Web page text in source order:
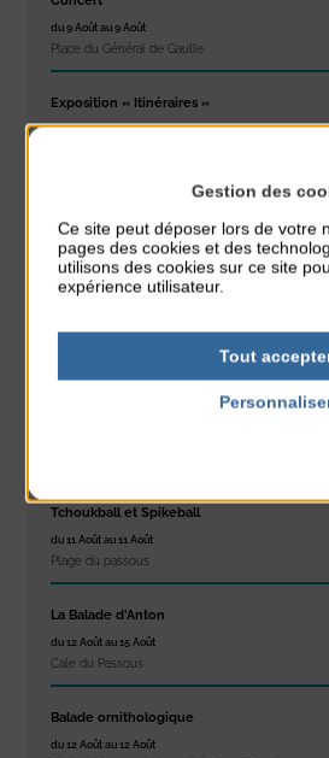
du 9 Août au 9 Août
Place du Général de Gaulle
Exposition « Itinéraires »
du 10 Août au 16 Août
du 10 Août au 14 Août
Plage du passous
du 10 Août au 14 Août
Tchoukball et Spikeball
du 11 Août au 11 Août
Plage du passous
La Balade d’Anton
du 12 Août au 15 Août
Cale du Passous
Balade ornithologique
du 12 Août au 12 Août
Gestion des
Ce site peut déposer lors de votre
pages des cookies et des
utilisons des cookies sur ce site
expérience utilisateur.
Tout